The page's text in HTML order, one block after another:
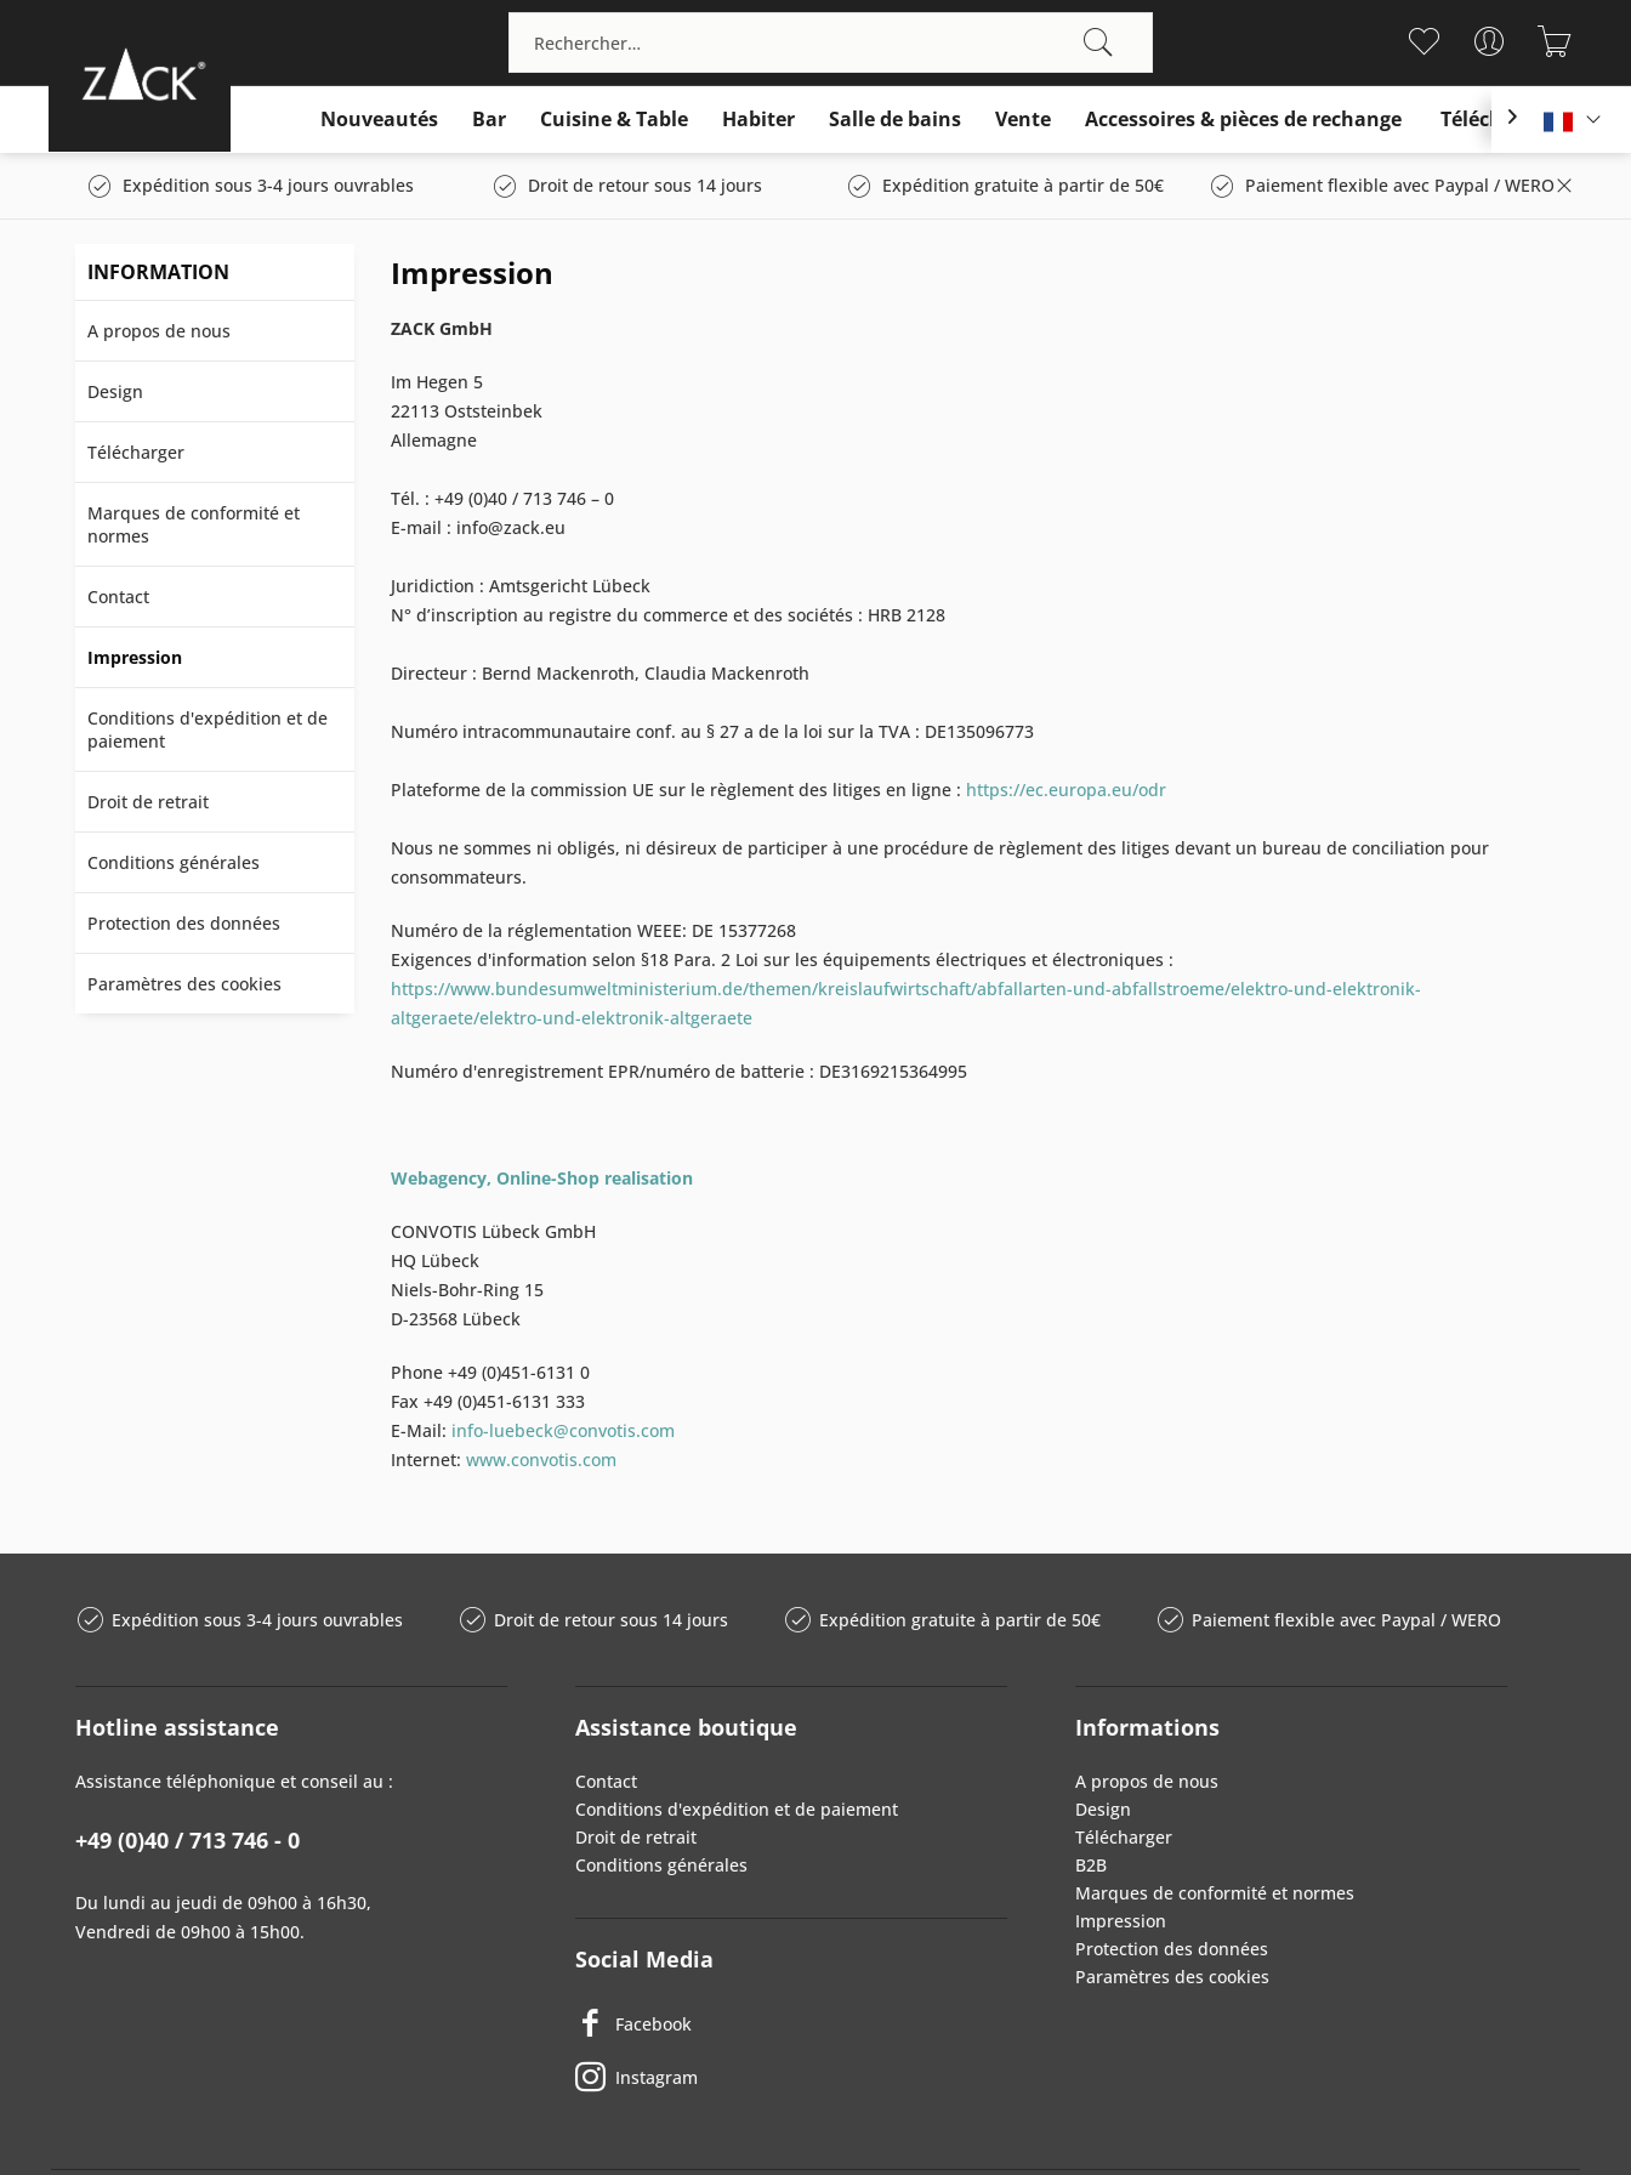
Nouveautés Bar Cuisine & Table Habiter Salle de bains Vente Accessoires & pièces de rechange Télécharger

Expédition sous 3-4 jours ouvrables Droit de retour sous 14 jours Expédition gratuite à partir de 50€ Paiement flexible avec Paypal / WERO
INFORMATION
A propos de nous
Design
Télécharger
Marques de conformité et
normes
Contact
Impression
Conditions d'expédition et de
paiement
Droit de retrait
Conditions générales
Protection des données
Paramètres des cookies
Impression
ZACK GmbH
Im Hegen 5
22113 Oststeinbek
Allemagne
Tél. : +49 (0)40 / 713 746 – 0
E-mail : info@zack.eu
Juridiction : Amtsgericht Lübeck
N° d’inscription au registre du commerce et des sociétés : HRB 2128
Directeur : Bernd Mackenroth, Claudia Mackenroth
Numéro intracommunautaire conf. au § 27 a de la loi sur la TVA : DE135096773
Plateforme de la commission UE sur le règlement des litiges en ligne : https://ec.europa.eu/odr
Nous ne sommes ni obligés, ni désireux de participer à une procédure de règlement des litiges devant un bureau de conciliation pour
consommateurs.
Numéro de la réglementation WEEE: DE 15377268
Exigences d'information selon §18 Para. 2 Loi sur les équipements électriques et électroniques :
https://www.bundesumweltministerium.de/themen/kreislaufwirtschaft/abfallarten-und-abfallstroeme/elektro-und-elektronik-
altgeraete/elektro-und-elektronik-altgeraete
Numéro d'enregistrement EPR/numéro de batterie : DE3169215364995
Webagency, Online-Shop realisation
CONVOTIS Lübeck GmbH
HQ Lübeck
Niels-Bohr-Ring 15
D-23568 Lübeck
Phone +49 (0)451-6131 0
Fax +49 (0)451-6131 333
E-Mail: info-luebeck@convotis.com
Internet: www.convotis.com
Expédition sous 3-4 jours ouvrables Droit de retour sous 14 jours Expédition gratuite à partir de 50€ Paiement flexible avec Paypal / WERO
Hotline assistance
Assistance téléphonique et conseil au :
+49 (0)40 / 713 746 - 0
Du lundi au jeudi de 09h00 à 16h30,
Vendredi de 09h00 à 15h00.
Assistance boutique
Contact
Conditions d'expédition et de paiement
Droit de retrait
Conditions générales
Social Media
Facebook
Instagram
Informations
A propos de nous
Design
Télécharger
B2B
Marques de conformité et normes
Impression
Protection des données
Paramètres des cookies